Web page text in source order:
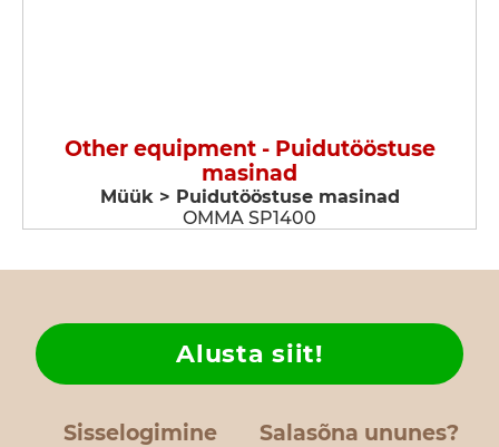
Other equipment - Puidutööstuse
masinad
Müük > Puidutööstuse masinad
OMMA SP1400
Sisselogimine Salasõna ununes?
Alusta siit!